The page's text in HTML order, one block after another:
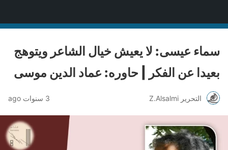
سماء عيسى: لا يعيش خيال الشاعر ويتوهج
بعيدا عن الفكر | حاوره: عماد الدين موسى
التحرير Z.Alsalmi 3 سنوات ago